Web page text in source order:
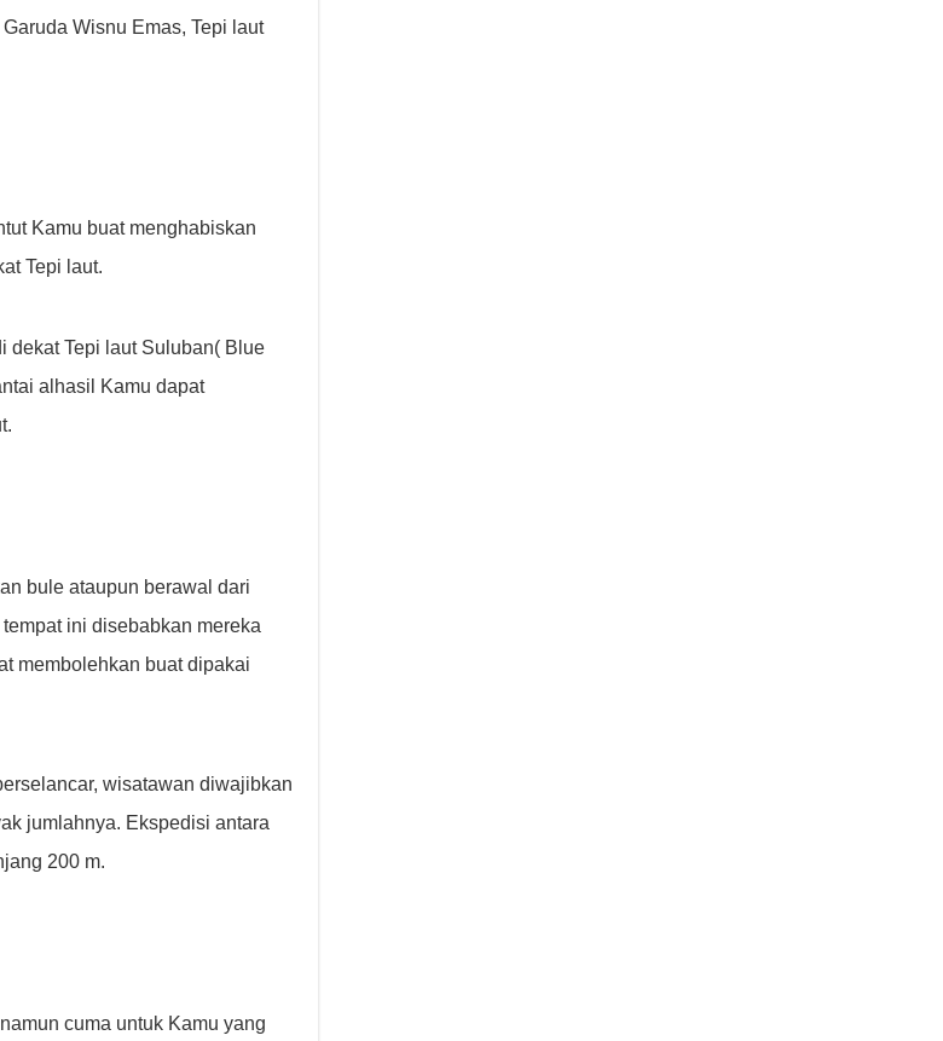
Wisnu Emas, Tepi laut
Kamu buat menghabiskan
Tepi laut.
dekat Tepi laut Suluban( Blue
alhasil Kamu dapat
bule ataupun berawal dari
ini disebabkan mereka
membolehkan buat dipakai
wisatawan diwajibkan
jumlahnya. Ekspedisi antara
200 m.
cuma untuk Kamu yang